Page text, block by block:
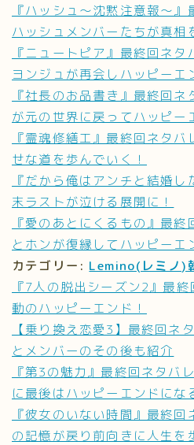
『ハッシュ～沈黙注意報～
ハッシュメンバーたちが真相
『ニュートピア』最終回ネ
ヨンジュが再会しハッピーエ
『社長のお品書き』最終回
が元の世界に戻ってハッピー
『霊魂修繕工』最終回ネタ
せな道を歩んでいく！
『だから俺はアンチと結婚
末ラストが泣ける展開に！
『愛のあとにくるもの』最
とホンが復縁してハッピーエ
カテゴリー: Lemino(レミノ)
『7人の脱出シーズン2』最
動のハッピーエンド！
【乗り換え恋愛3】最終回ネ
とメンバーのその後も紹介
『第3の魅力』最終回ネタバ
に最後はハッピーエンドにな
『彼女のいない時間』最終
の記憶が戻り前向きに人生を